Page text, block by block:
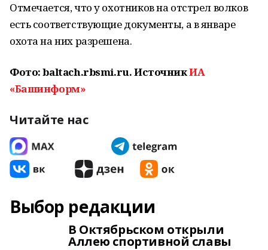
Отмечается, что у охотников на отстрел волков
есть соответствующие документы, а в январе
охота на них разрешена.
Фото: baltach.rbsmi.ru. ИсточникИА
«Башинформ»
Читайте нас
Выбор редакции
В Октябрьском открыли
Аллею спортивной славы